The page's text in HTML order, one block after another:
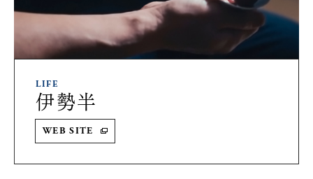
LIFE
伊勢半
WEB SITE